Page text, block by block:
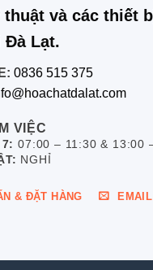
thuật và các thiết
Đà Lạt.
0836 515 375
VIỆC
7:07:00 – 11:30 & 13:00
NGHỈ
& ĐẶT HÀNG